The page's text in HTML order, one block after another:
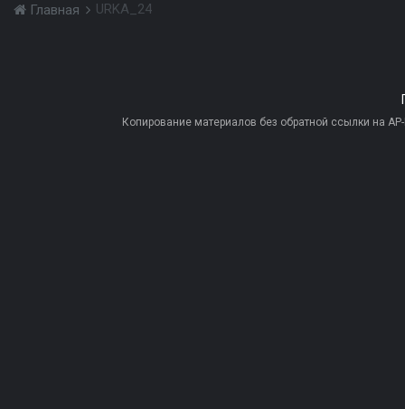
Главная URKA_24
Копирование материалов без обратной ссылки на